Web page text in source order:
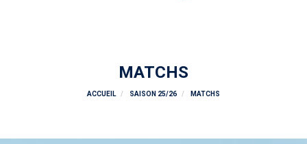
MATCHS
ACCUEIL SAISON 25/26 MATCHS